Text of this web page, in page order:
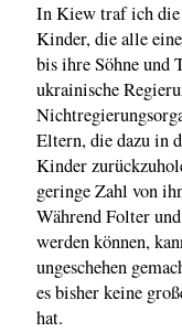
In Kiew traf ich
Kinder, die alle
bis ihre Söhne und
ukrainische
Eltern, die dazu in
Kinder
geringe Zahl von
Während Folter
werden können,
ungeschehen
es bisher keine
hat.